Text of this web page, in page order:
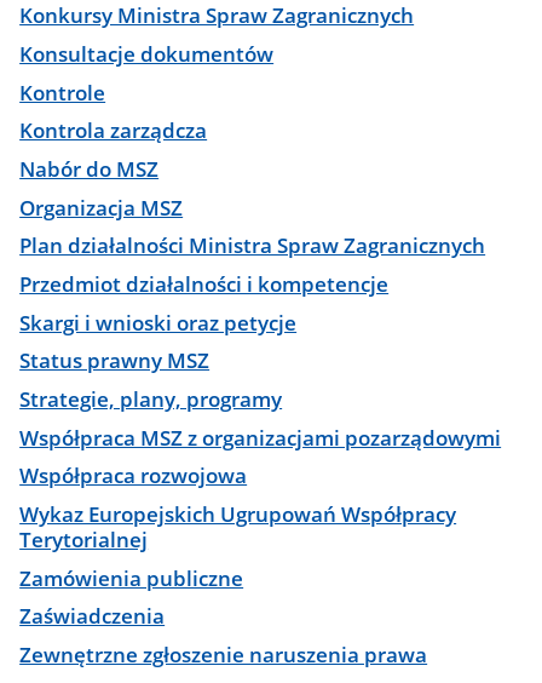
Konkursy Ministra Spraw Zagranicznych
Konsultacje dokumentów
Kontrole
Kontrola zarządcza
Nabór do MSZ
Organizacja MSZ
Plan działalności Ministra Spraw Zagranicznych
Przedmiot działalności i kompetencje
Skargi i wnioski oraz petycje
Status prawny MSZ
Strategie, plany, programy
Współpraca MSZ z organizacjami pozarządowymi
Współpraca rozwojowa
Wykaz Europejskich Ugrupowań Współpracy
Terytorialnej
Zamówienia publiczne
Zaświadczenia
Zewnętrzne zgłoszenie naruszenia prawa